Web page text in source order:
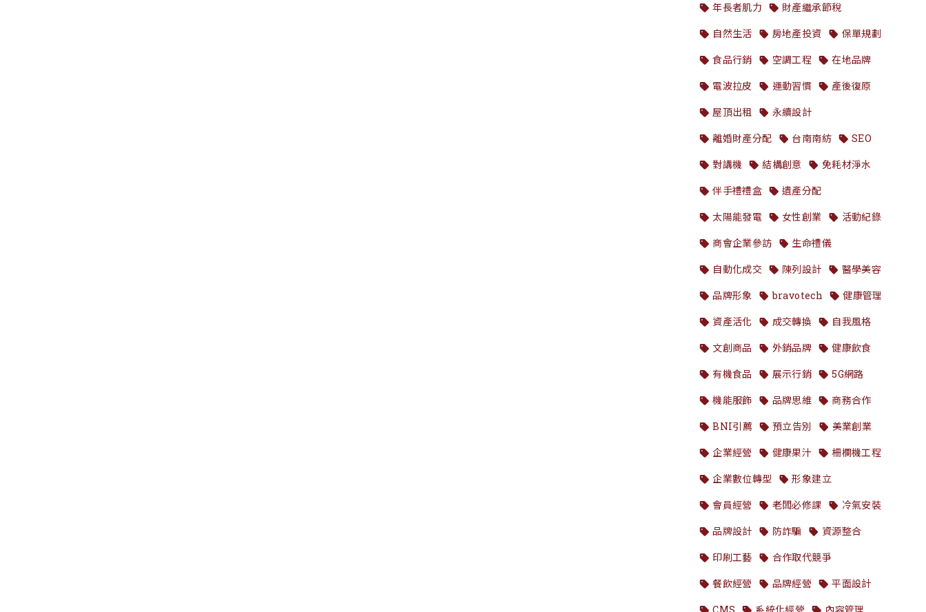
年長者肌力
財產繼承節稅
自然生活
房地產投資
保單規劃
食品行銷
空調工程
在地品牌
電波拉皮
運動習慣
產後復原
屋頂出租
永續設計
離婚財產分配
台南南紡
SEO
對講機
結構創意
免耗材淨水
伴手禮禮盒
遺產分配
太陽能發電
女性創業
活動紀錄
商會企業參訪
生命禮儀
自動化成交
陳列設計
醫學美容
品牌形象
bravotech
健康管理
資產活化
成交轉換
自我風格
文創商品
外銷品牌
健康飲食
有機食品
展示行銷
5G網路
機能服飾
品牌思維
商務合作
BNI引薦
預立告別
美業創業
企業經營
健康果汁
柵欄機工程
企業數位轉型
形象建立
會員經營
老闆必修課
冷氣安裝
品牌設計
防詐騙
資源整合
印刷工藝
合作取代競爭
餐飲經營
品牌經營
平面設計